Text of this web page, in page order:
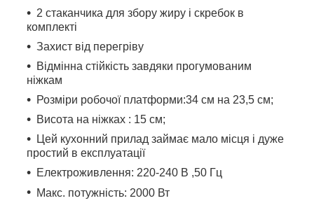
2 стаканчика для збору жиру і скребок в
комплекті
Захист від перегріву
Відмінна стійкість завдяки прогумованим
ніжкам
Розміри робочої платформи:34 см на 23,5 см;
Висота на ніжках : 15 см;
Цей кухонний прилад займає мало місця і дуже
простий в експлуатації
Електроживлення: 220-240 В ,50 Гц
Макс. потужність: 2000 Вт